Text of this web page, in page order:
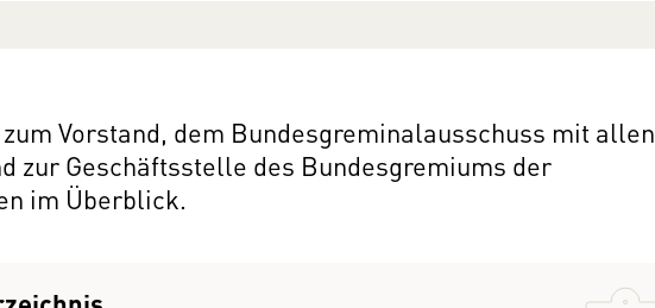
Vorstand, dem Bundesgreminalausschuss mit allen
zur Geschäftsstelle des Bundesgremiums der
im Überblick.